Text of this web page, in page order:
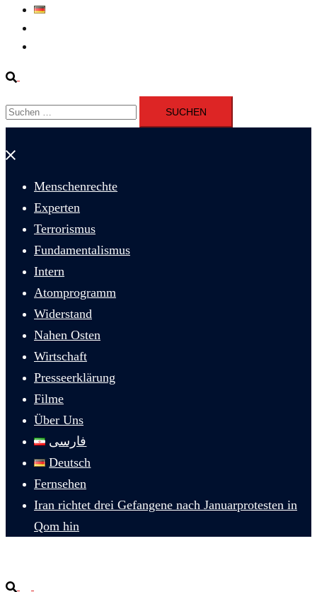
Suche
Suchen
nach:
Menü
Menschenrechte
Experten
Terrorismus
Fundamentalismus
Intern
Atomprogramm
Widerstand
Nahen Osten
Wirtschaft
Presseerklärung
Filme
Über Uns
فارسی
Deutsch
Fernsehen
Iran richtet drei Gefangene nach Januarprotesten in
Qom hin
Suche